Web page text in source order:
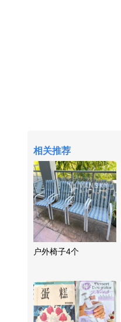
相关推荐
户外椅子4个